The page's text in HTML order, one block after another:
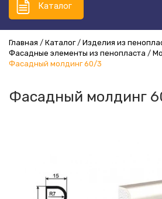
Каталог
Главная Каталог
Изделия из
Фасадные элементы из пенопласта
Фасадный молдинг 60/3
Фасадный молдинг